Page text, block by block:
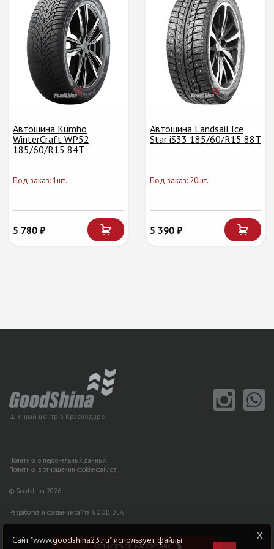
Автошина Kumho
WinterCraft WP52
185/60/R15 84T
Под заказ: 1шт.
5 780 ₽
Автошина Landsail Ice
Star iS33 185/60/R15 88T
Под заказ: 20шт.
5 390 ₽
Шинный центр в Краснодаре
Политика о персональных данных
Политика в отношении cookie-файлов
© Goodshina 2026
Разработка и создание сайта GOODIDEA
Записаться на сервис
Сайт "www.goodshina23.ru" использует файлы